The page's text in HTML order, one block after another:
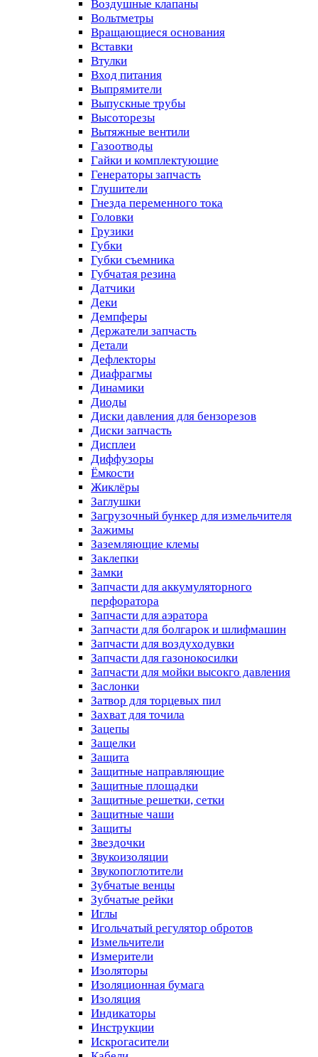
Воздушные клапаны
Вольтметры
Вращающиеся основания
Вставки
Втулки
Вход питания
Выпрямители
Выпускные трубы
Высоторезы
Вытяжные вентили
Газоотводы
Гайки и комплектующие
Генераторы запчасть
Глушители
Гнезда переменного тока
Головки
Грузики
Губки
Губки съемника
Губчатая резина
Датчики
Деки
Демпферы
Держатели запчасть
Детали
Дефлекторы
Диафрагмы
Динамики
Диоды
Диски давления для бензорезов
Диски запчасть
Дисплеи
Диффузоры
Ёмкости
Жиклёры
Заглушки
Загрузочный бункер для измельчителя
Зажимы
Заземляющие клемы
Заклепки
Замки
Запчасти для аккумуляторного
перфоратора
Запчасти для аэратора
Запчасти для болгарок и шлифмашин
Запчасти для воздуходувки
Запчасти для газонокосилки
Запчасти для мойки высокго давления
Заслонки
Затвор для торцевых пил
Захват для точила
Зацепы
Защелки
Защита
Защитные направляющие
Защитные площадки
Защитные решетки, сетки
Защитные чаши
Защиты
Звездочки
Звукоизоляции
Звукопоглотители
Зубчатые венцы
Зубчатые рейки
Иглы
Игольчатый регулятор обротов
Измельчители
Измерители
Изоляторы
Изоляционная бумага
Изоляция
Индикаторы
Инструкции
Искрогасители